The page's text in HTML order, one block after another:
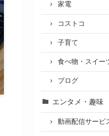
家電
コストコ
子育て
食べ物・スイー
ブログ
エンタメ・趣味
動画配信サービ